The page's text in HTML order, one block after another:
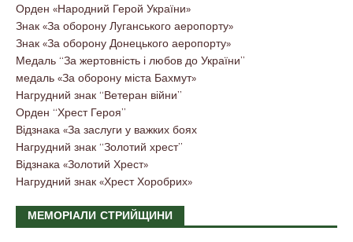
Орден «Народний Герой України»
Знак «За оборону Луганського аеропорту»
Знак «За оборону Донецького аеропорту»
Медаль “За жертовність і любов до України”
медаль «За оборону міста Бахмут»
Нагрудний знак “Ветеран війни”
Орден “Хрест Героя”
Відзнака «За заслуги у важких боях
Нагрудний знак “Золотий хрест”
Відзнака «Золотий Хрест»
Нагрудний знак «Хрест Хоробрих»
МЕМОРІАЛИ СТРИЙЩИНИ